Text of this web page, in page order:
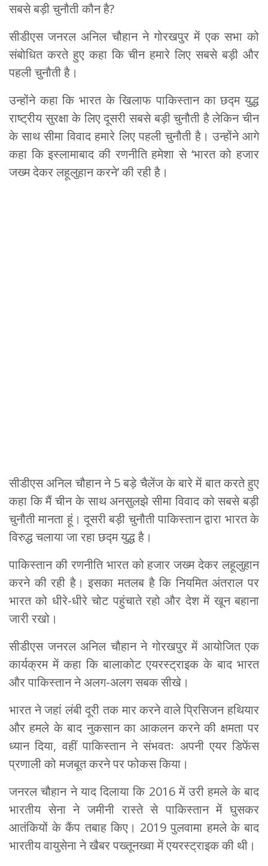
सबसे बड़ी चुनौती कौन है?
सीडीएस जनरल अनिल चौहान ने गोरखपुर में एक सभा को
संबोधित करते हुए कहा कि चीन हमारे लिए सबसे बड़ी और
पहली चुनौती है।
उन्होंने कहा कि भारत के खिलाफ पाकिस्तान का छद्म युद्ध
राष्ट्रीय सुरक्षा के लिए दूसरी सबसे बड़ी चुनौती है लेकिन चीन
के साथ सीमा विवाद हमारे लिए पहली चुनौती है। उन्होंने आगे
कहा कि इस्लामाबाद की रणनीति हमेशा से ‘भारत को हजार
जख्म देकर लहूलुहान करने’ की रही है।
सीडीएस अनिल चौहान ने 5 बड़े चैलेंज के बारे में बात करते हुए
कहा कि मैं चीन के साथ अनसुलझे सीमा विवाद को सबसे बड़ी
चुनौती मानता हूं। दूसरी बड़ी चुनौती पाकिस्तान द्वारा भारत के
विरुद्ध चलाया जा रहा छद्म युद्ध है।
पाकिस्तान की रणनीति भारत को हजार जख्म देकर लहूलुहान
करने की रही है। इसका मतलब है कि नियमित अंतराल पर
भारत को धीरे-धीरे चोट पहुंचाते रहो और देश में खून बहाना
जारी रखो।
सीडीएस जनरल अनिल चौहान ने गोरखपुर में आयोजित एक
कार्यक्रम में कहा कि बालाकोट एयरस्ट्राइक के बाद भारत
और पाकिस्तान ने अलग-अलग सबक सीखे।
भारत ने जहां लंबी दूरी तक मार करने वाले प्रिसिजन हथियार
और हमले के बाद नुकसान का आकलन करने की क्षमता पर
ध्यान दिया, वहीं पाकिस्तान ने संभवतः अपनी एयर डिफेंस
प्रणाली को मजबूत करने पर फोकस किया।
जनरल चौहान ने याद दिलाया कि 2016 में उरी हमले के बाद
भारतीय सेना ने जमीनी रास्ते से पाकिस्तान में घुसकर
आतंकियों के कैंप तबाह किए। 2019 पुलवामा हमले के बाद
भारतीय वायुसेना ने खैबर पख्तूनख्वा में एयरस्ट्राइक की थी।